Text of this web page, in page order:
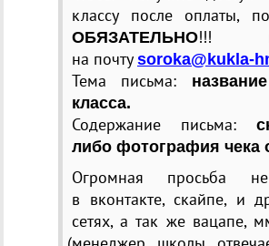
классу после оплаты,
ОБЯЗАТЕЛЬНО!!!
на почту soroka@kukla-
Тема письма:
класса.
Содержание письма:
либо фотография чека
Огромная просьба
в вконтакте, скайпе, и
сетях, а так же вацапе,